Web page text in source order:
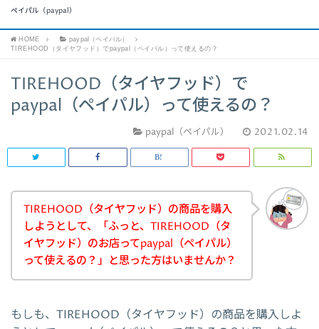
ペイパル（paypal）
HOME
paypal（ペイパル）
TIREHOOD（タイヤフッド）でpaypal（ペイパル）って使えるの？
TIREHOOD（タイヤフッド）で
paypal（ペイパル）って使えるの？
paypal（ペイパル） 2021.02.14
TIREHOOD（タイヤフッド）の商品を購入
しようとして、「ふっと、TIREHOOD（タ
イヤフッド）のお店ってpaypal（ペイパル）
って使えるの？」と思った方はいませんか？
もしも、TIREHOOD（タイヤフッド）の商品を購入しよ